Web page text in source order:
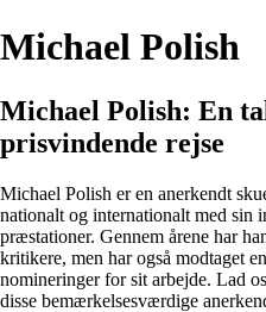
Michael Polish
Michael Polish: En
prisvindende rejse
Michael Polish er en anerkendt
nationalt og internationalt med sin
præstationer. Gennem årene har
kritikere, men har også modtaget
nomineringer for sit arbejde. Lad
disse bemærkelsesværdige